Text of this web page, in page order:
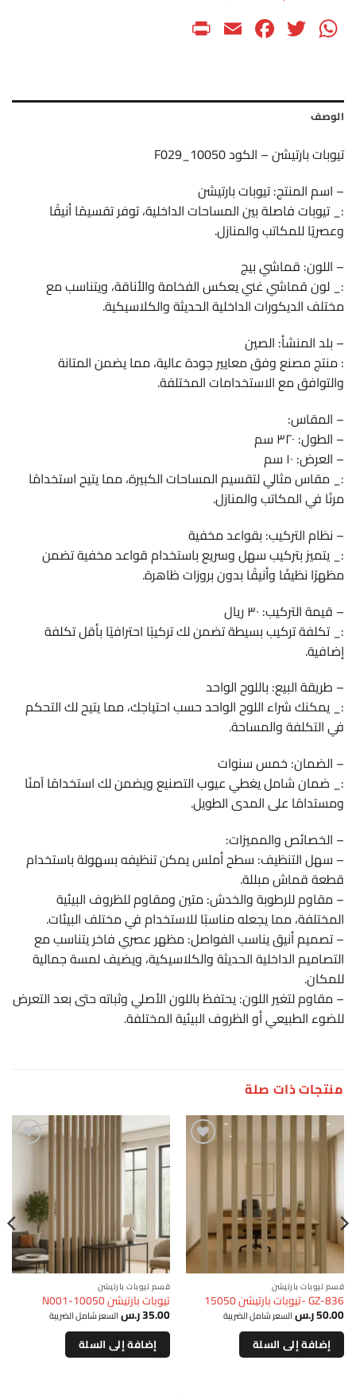
WhatsApp
Twitter
Facebook
Email
الوصف
تيوبات بارتيشن – الكود F029_10050
– اسم المنتج: تيوبات بارتيشن
:_ تيوبات فاصلة بين المساحات الداخلية، توفر تقسيمًا أنيقًا
وعصريًا للمكاتب والمنازل.
– اللون: قماشي بيج
:_ لون قماشي غني يعكس الفخامة والأناقة، ويتناسب مع
مختلف الديكورات الداخلية الحديثة والكلاسيكية.
– بلد المنشأ: الصين
: منتج مصنع وفق معايير جودة عالية، مما يضمن المتانة
والتوافق مع الاستخدامات المختلفة.
– المقاس:
– الطول: ٣٢٠ سم
– العرض: ١٠ سم
:_ مقاس مثالي لتقسيم المساحات الكبيرة، مما يتيح استخدامًا
مرنًا في المكاتب والمنازل.
– نظام التركيب: بقواعد مخفية
:_ يتميز بتركيب سهل وسريع باستخدام قواعد مخفية تضمن
مظهرًا نظيفًا وأنيقًا بدون بروزات ظاهرة.
– قيمة التركيب: ٣٠ ريال
:_ تكلفة تركيب بسيطة تضمن لك تركيبًا احترافيًا بأقل تكلفة
إضافية.
– طريقة البيع: باللوح الواحد
:_ يمكنك شراء اللوح الواحد حسب احتياجك، مما يتيح لك التحكم
في التكلفة والمساحة.
– الضمان: خمس سنوات
:_ ضمان شامل يغطي عيوب التصنيع ويضمن لك استخدامًا آمنًا
ومستدامًا على المدى الطويل.
– الخصائص والمميزات:
– سهل التنظيف: سطح أملس يمكن تنظيفه بسهولة باستخدام
قطعة قماش مبللة.
– مقاوم للرطوبة والخدش: متين ومقاوم للظروف البيئية
المختلفة، مما يجعله مناسبًا للاستخدام في مختلف البيئات.
– تصميم أنيق يناسب الفواصل: مظهر عصري فاخر يتناسب مع
التصاميم الداخلية الحديثة والكلاسيكية، ويضيف لمسة جمالية
للمكان.
– مقاوم لتغير اللون: يحتفظ باللون الأصلي وثباته حتى بعد التعرض
للضوء الطبيعي أو الظروف البيئية المختلفة.
منتجات ذات صلة
قسم تيوبات بارتيشن
GZ-836 -تيوبات بارتيشن 15050
50.00ر.س السعر شامل الضريبة
إضافة إلى السلة
قسم تيوبات بارتيشن
تيوبات بارتيشن 10050-N001
35.00ر.س السعر شامل الضريبة
إضافة إلى السلة